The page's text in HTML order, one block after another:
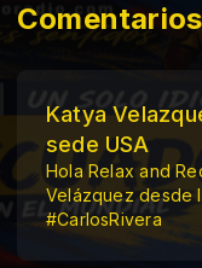
Comentarios
Hola Relax and
Velázquez desde
#CarlosRivera
Katya
sede USA